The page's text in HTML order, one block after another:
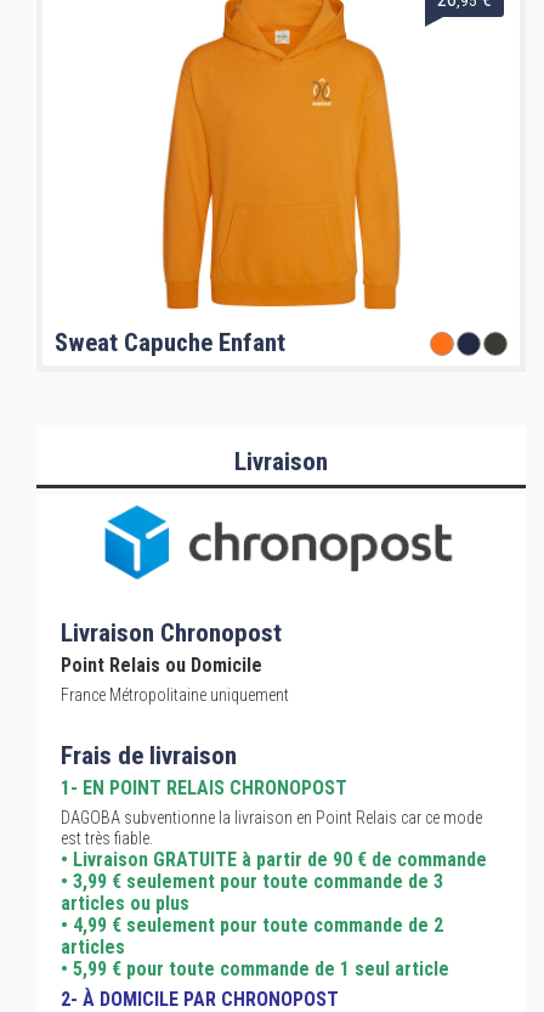
Sweat Capuche Enfant
Livraison
Livraison Chronopost
Point Relais ou Domicile
France Métropolitaine uniquement
Frais de livraison
1- EN POINT RELAIS CHRONOPOST
DAGOBA subventionne la livraison en Point Relais car ce mode
est très fiable.
• Livraison GRATUITE à partir de 90 € de commande
• 3,99 € seulement pour toute commande de 3
articles ou plus
• 4,99 € seulement pour toute commande de 2
articles
• 5,99 € pour toute commande de 1 seul article
2- À DOMICILE PAR CHRONOPOST